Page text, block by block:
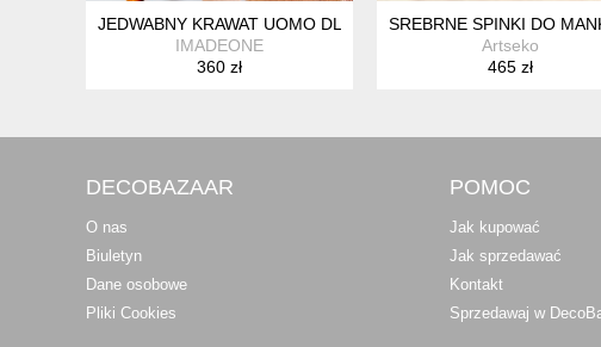
JEDWABNY KRAWAT UOMO DLA NIEJ LUB DLA NIEGO
IMADEONE
360 zł
SREBRNE SPINKI DO
Artseko
465 zł
DECOBAZAAR
O nas
Biuletyn
Dane osobowe
Pliki Cookies
POMOC
Jak kupować
Jak sprzedawać
Kontakt
Sprzedawaj w